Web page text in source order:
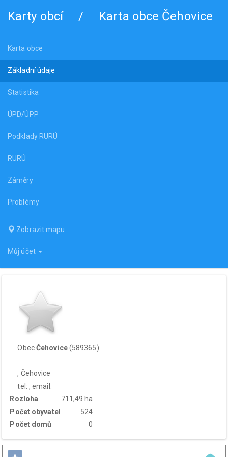
Karty obcí / Karta obce Čehovice
Karta obce
Základní údaje
Statistika
ÚPD/ÚPP
Podklady RURÚ
RURÚ
Záměry
Problémy
Zobrazit mapu
Můj účet
ObecČehovice (589365)
, Čehovice
tel: , email:
Rozloha
711,49 ha
Počet obyvatel
524
Počet domů
0